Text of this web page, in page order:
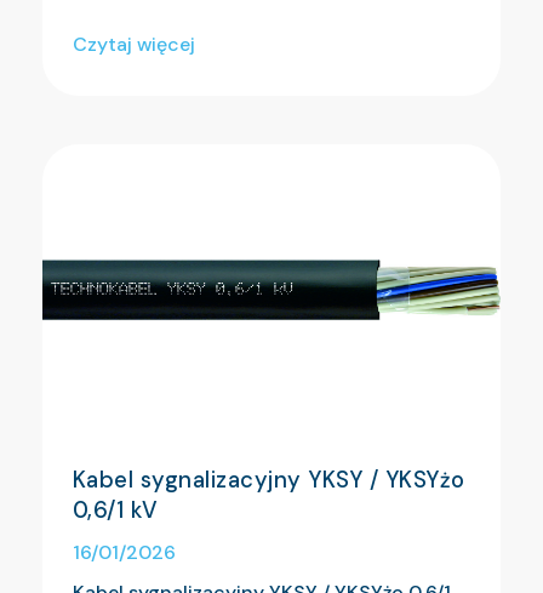
Czytaj więcej
Kabel sygnalizacyjny YKSY / YKSYżo
0,6/1 kV
16/01/2026